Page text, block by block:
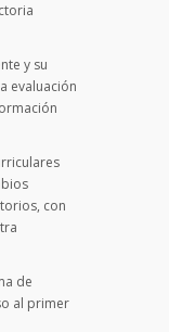
y su
evaluación
con
de
al primer